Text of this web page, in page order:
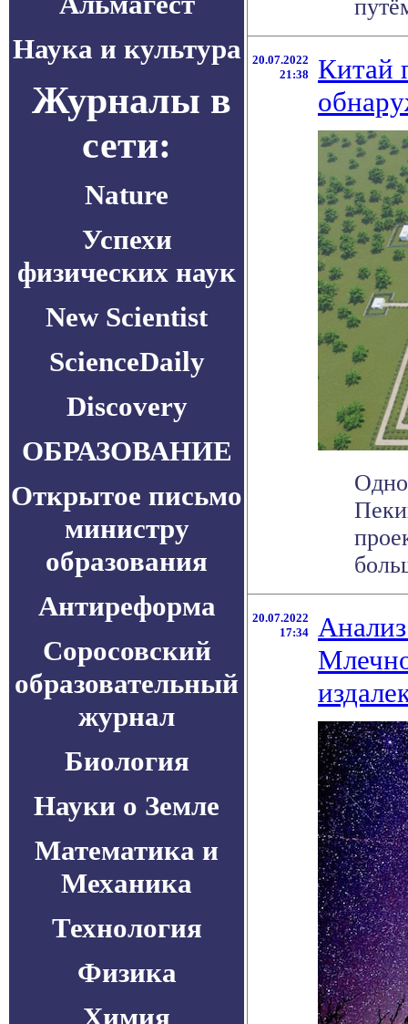
Наука и культура
Журналы в
сети:
Nature
Успехи
физических наук
New Scientist
ScienceDaily
Discovery
ОБРАЗОВАНИЕ
Открытое письмо
министру
образования
Антиреформа
Соросовский
образовательный
журнал
Биология
Науки о Земле
Математика и
Механика
Технология
Физика
Химия
20.07.2022
21:38
Китай
20.07.2022
17:34